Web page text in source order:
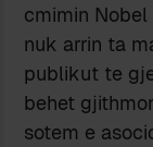
cmimin
nuk arrin ta
publikut te
behet
sotem e